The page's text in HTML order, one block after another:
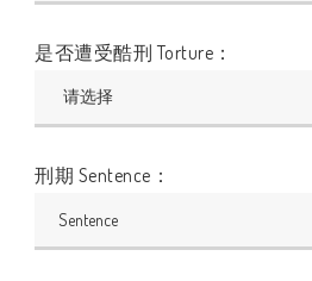
是否遭受酷刑 Torture：
刑期 Sentence：